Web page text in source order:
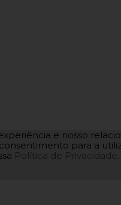
e nosso
para a
Política de Privacidade.